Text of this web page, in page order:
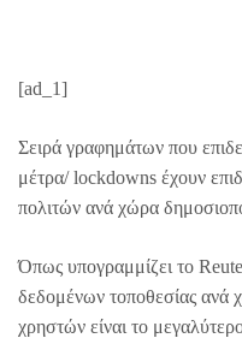
[ad_1]
Σειρά γραφημάτων που
μέτρα/ lockdowns έχουν
πολιτών ανά χώρα
Όπως υπογραμμίζει το
δεδομένων τοποθεσίας ανά
χρηστών είναι το